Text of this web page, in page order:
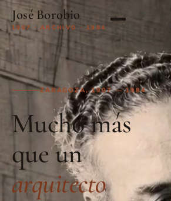
José Borobio
1907 · ARCHIVO · 1984
ZARAGOZA, 1907 — 1984
Mucho más
que un
arquitecto